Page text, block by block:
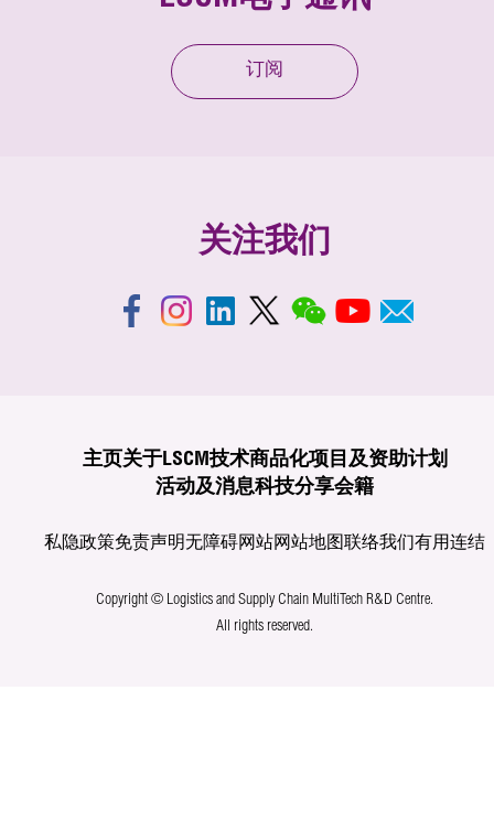
订阅
关注我们
主页关于LSCM技术商品化项目及资助计划
活动及消息科技分享会籍
私隐政策免责声明无障碍网站网站地图联络我们有用连结
Copyright © Logistics and Supply Chain MultiTech R&D Centre.
All rights reserved.